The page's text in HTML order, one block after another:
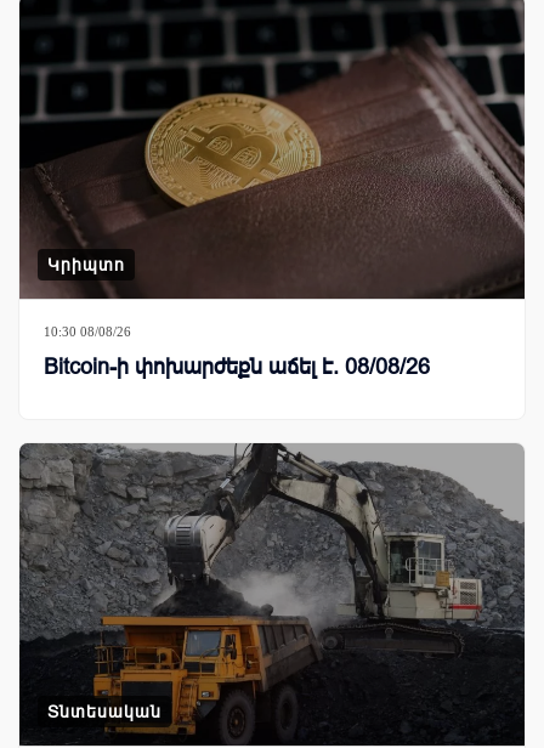
Կրիպտո
10:30 08/08/26
Bitcoin-ի փոխարժեքն աճել է. 08/08/26
Տնտեսական